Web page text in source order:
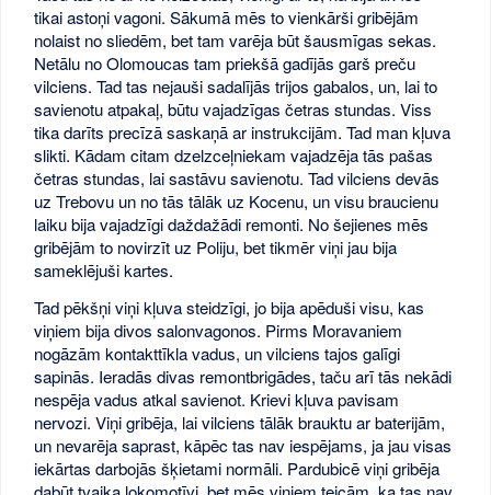
tikai astoņi vagoni. Sākumā mēs to vienkārši gribējām
nolaist no sliedēm, bet tam varēja būt šausmīgas sekas.
Netālu no Olomoucas tam priekšā gadījās garš preču
vilciens. Tad tas nejauši sadalījās trijos gabalos, un, lai to
savienotu atpakaļ, būtu vajadzīgas četras stundas. Viss
tika darīts precīzā saskaņā ar instrukcijām. Tad man kļuva
slikti. Kādam citam dzelzceļniekam vajadzēja tās pašas
četras stundas, lai sastāvu savienotu. Tad vilciens devās
uz Trebovu un no tās tālāk uz Kocenu, un visu braucienu
laiku bija vajadzīgi daždažādi remonti. No šejienes mēs
gribējām to novirzīt uz Poliju, bet tikmēr viņi jau bija
sameklējuši kartes.
Tad pēkšņi viņi kļuva steidzīgi, jo bija apēduši visu, kas
viņiem bija divos salonvagonos. Pirms Moravaniem
nogāzām kontakttīkla vadus, un vilciens tajos galīgi
sapinās. Ieradās divas remontbrigādes, taču arī tās nekādi
nespēja vadus atkal savienot. Krievi kļuva pavisam
nervozi. Viņi gribēja, lai vilciens tālāk brauktu ar baterijām,
un nevarēja saprast, kāpēc tas nav iespējams, ja jau visas
iekārtas darbojās šķietami normāli. Pardubicē viņi gribēja